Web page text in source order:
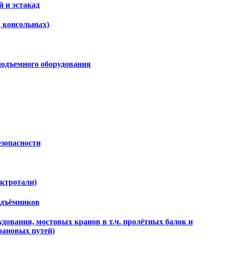
и эстакад
консольных)
оборудования
мостовых кранов в т.ч. пролётных балок и
путей)